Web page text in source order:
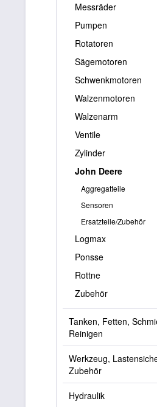
Messräder
Pumpen
Rotatoren
Sägemotoren
Schwenkmotoren
Walzenmotoren
Walzenarm
Ventile
Zylinder
John Deere
Aggregatteile
Sensoren
Ersatzteile/Zubehör
Logmax
Ponsse
Rottne
Zubehör
Tanken, Fetten,
Reinigen
Werkzeug,
Zubehör
Hydraulik